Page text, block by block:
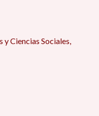
y Ciencias Sociales,